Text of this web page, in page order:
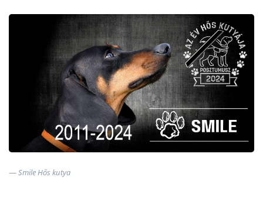
Smile Hős kutya